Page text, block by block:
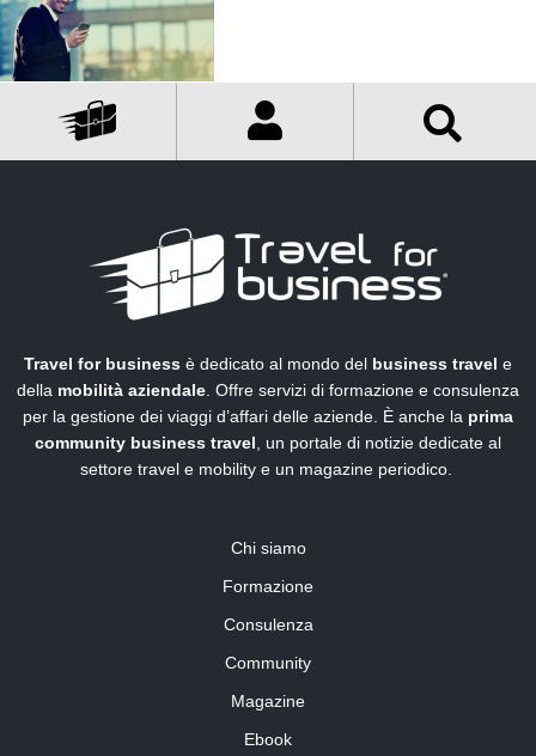
Travel for business è dedicato al mondo del business travel e
della mobilità aziendale . Offre servizi di formazione e consulenza
per la gestione dei viaggi d’affari delle aziende. È anche la prima
community business travel , un portale di notizie dedicate al
settore travel e mobility e un magazine periodico.
Chi siamo
Formazione
Consulenza
Community
Magazine
Ebook